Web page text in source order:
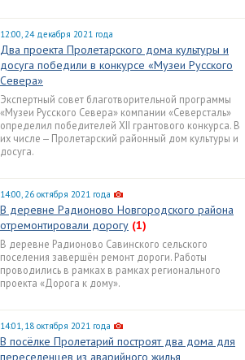
12:00, 24 декабря 2021 года
Два проекта Пролетарского дома культуры и
досуга победили в конкурсе «Музеи Русского
Севера»
Экспертный совет благотворительной программы
«Музеи Русского Севера» компании «Северсталь»
определил победителей XII грантового конкурса. В
их числе — Пролетарский районный дом культуры и
досуга.
14:00, 26 октября 2021 года
В деревне Радионово Новгородского района
отремонтировали дорогу (1)
В деревне Радионово Савинского сельского
поселения завершён ремонт дороги. Работы
проводились в рамках в рамках регионального
проекта «Дорога к дому».
14:01, 18 октября 2021 года
В посёлке Пролетарий построят два дома для
переселенцев из аварийного жилья